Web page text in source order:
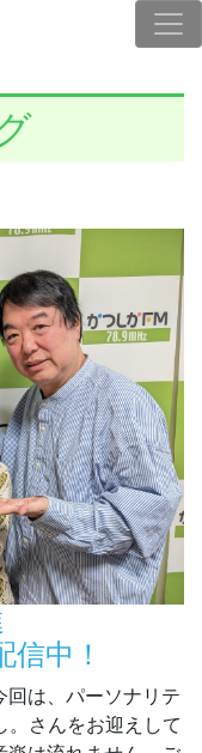
中！
は、パーソナリテ
。さんをお迎えして